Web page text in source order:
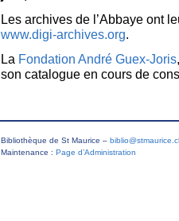
Les archives de l’Abbaye ont
www.digi-archives.org.
La Fondation André Guex-Joris
son catalogue en cours de
Bibliothèque de St Maurice –
Maintenance : Page d’Administration